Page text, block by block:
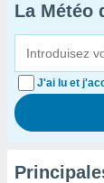
La Météo
J'ai lu et